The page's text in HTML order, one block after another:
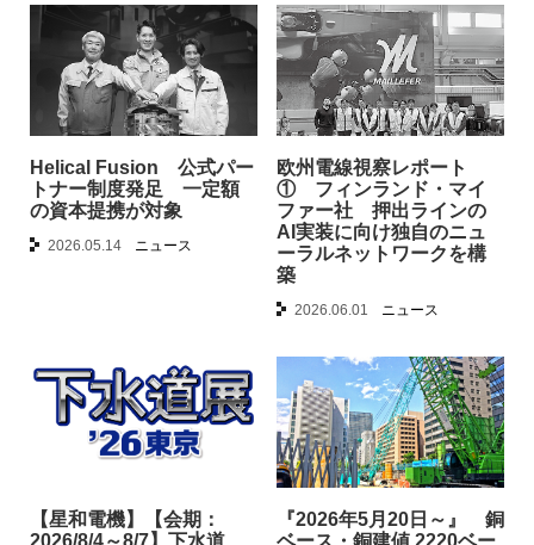
Helical Fusion 公式パー
トナー制度発足 一定額
の資本提携が対象
2026.05.14 ニュース
欧州電線視察レポート
① フィンランド・マイ
ファー社 押出ラインの
AI実装に向け独自のニュ
ーラルネットワークを構
築
2026.06.01 ニュース
【星和電機】【会期：
2026/8/4～8/7】下水道
『2026年5月20日～』 銅
ベース・銅建値 2220ベー